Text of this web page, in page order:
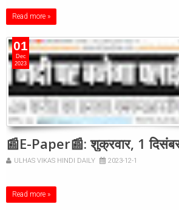
Read more »
01
Dec
2023
📰E-Paper📰: शुक्रवार, 1
ULHAS VIKAS HINDI DAILY 2023-12-1
Read more »